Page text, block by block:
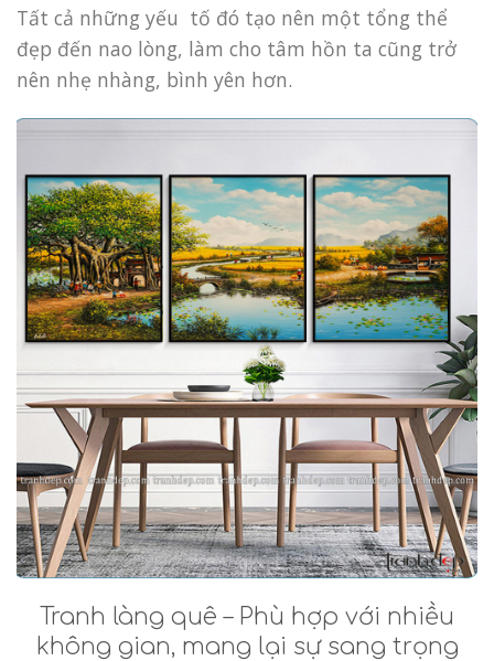
Tất cả những yếu tố đó tạo nên một tổng thể
đẹp đến nao lòng, làm cho tâm hồn ta cũng trở
nên nhẹ nhàng, bình yên hơn.
Tranh làng quê – Phù hợp với nhiều
không gian, mang lại sự sang trọng